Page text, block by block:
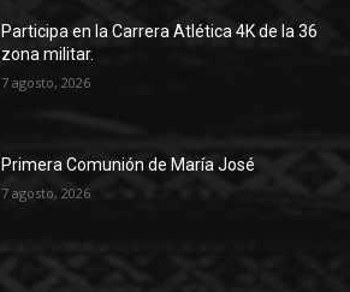
Participa en la Carrera Atlética 4K de la 36
zona militar.
7 agosto, 2026
Primera Comunión de María José
7 agosto, 2026